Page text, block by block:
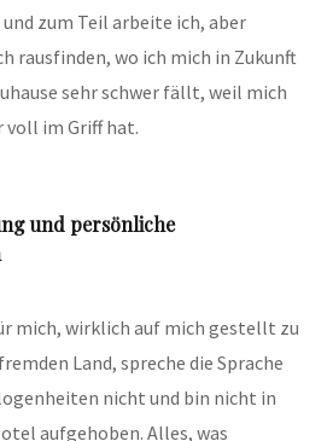
zum Teil arbeite ich, aber
rausfinden, wo ich mich in Zukunft
sehr schwer fällt, weil mich
im Griff hat.
und persönliche
mich, wirklich auf mich gestellt zu
Land, spreche die Sprache
nicht und bin nicht in
aufgehoben. Alles, was